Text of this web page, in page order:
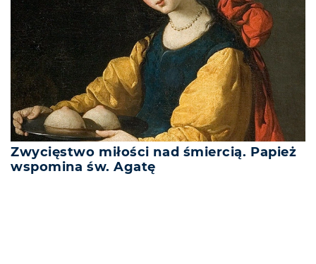
Zwycięstwo miłości nad śmiercią. Papież
wspomina św. Agatę